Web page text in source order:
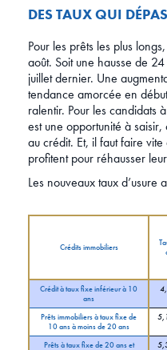
DES TAUX QUI
Pour les prêts les plus
août. Soit une hausse de
juillet dernier. Une
tendance amorcée en
ralentir. Pour les candidats
est une opportunité à saisir,
au crédit. Et, il faut faire
profitent pour réhausser
Les nouveaux taux
Crédits immobiliers
Crédit à taux fixe inférieur à 10
ans
Prêts immobiliers à taux fixe de
10 ans à moins de 20 ans
Prêts à taux fixe de 20 ans et